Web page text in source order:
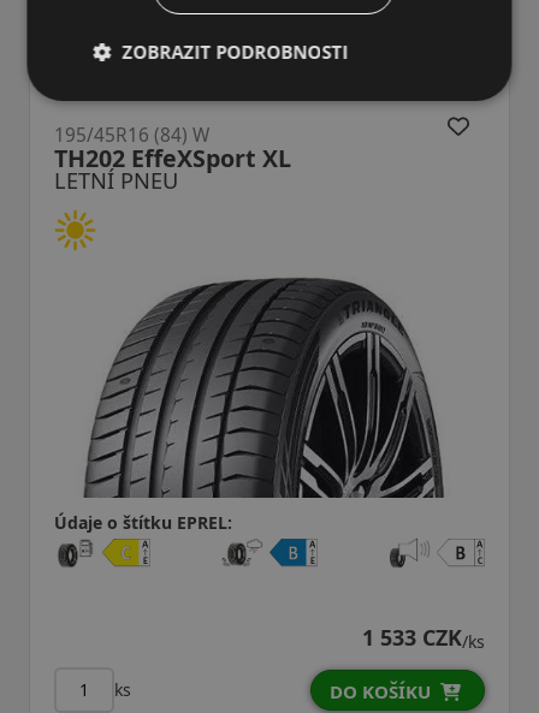
LETNÍ PNEU
TH202 EffeXSport XL
195/45R16 (84) W
Údaje o štítku EPREL:
1 533 CZK/ks
ks DO KOŠÍKU
ZOBRAZIT PODROBNOSTI